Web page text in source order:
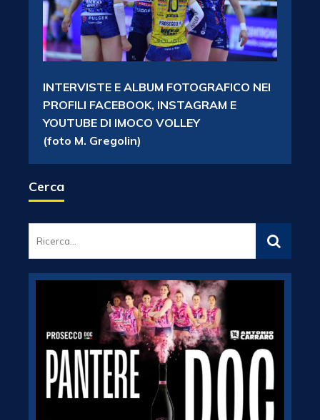
INTERVISTE E ALBUM FOTOGRAFICO NEI
PROFILI FACEBOOK, INSTAGRAM E
YOUTUBE DI IMOCO VOLLEY
(foto M. Gregolin)
Cerca